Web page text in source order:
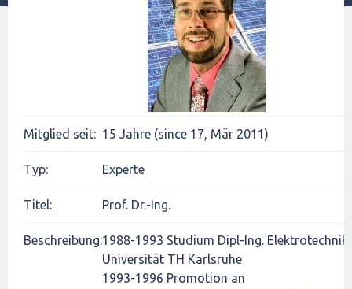
Mitglied seit: 15 Jahre (since 17, Mär 2011)
Typ: Experte
Titel: Prof. Dr.-Ing.
Beschreibung:1988-1993 Studium Dipl-Ing. Elektrotechnik
Universität TH Karlsruhe
1993-1996 Promotion an